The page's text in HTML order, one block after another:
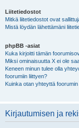
Liitetiedostot
Mitkä liitetiedostot ovat
Mistä löydän lähettämäni
phpBB -asiat
Kuka kirjoitti tämän
Miksi ominaisuutta X ei ole
Keneen minun tulee olla
foorumiin liittyen?
Kuinka otan yhteyttä
Kirjautumisen ja